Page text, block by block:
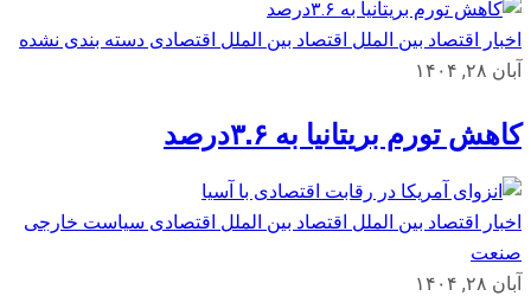
اخبار اقتصاد بین الملل اقتصاد بین الملل اقتصادی دسته بندی نشده
آبان ۲۸, ۱۴۰۴
کاهش تورم بریتانیا به ۳.۶درصد
اخبار اقتصاد بین الملل اقتصاد بین الملل اقتصادی سیاست خارجی
صنعت
آبان ۲۸, ۱۴۰۴